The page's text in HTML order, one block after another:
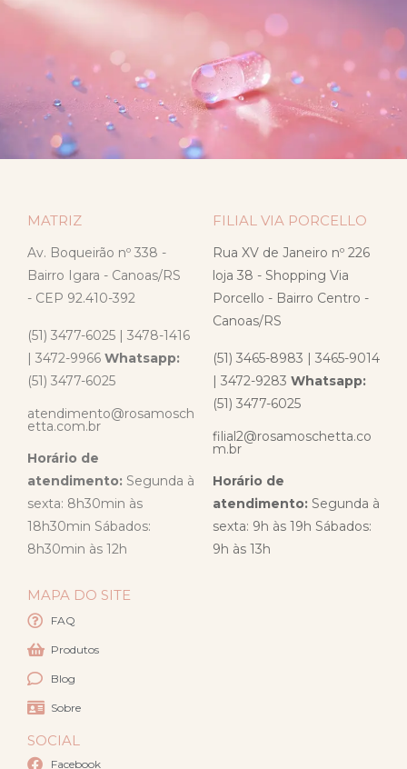
MATRIZ
Av. Boqueirão nº 338 -
Bairro Igara - Canoas/RS
- CEP 92.410-392
(51) 3477-6025 | 3478-1416
| 3472-9966 Whatsapp:
(51) 3477-6025
atendimento@rosamosch
etta.com.br
Horário de
atendimento: Segunda à
sexta: 8h30min às
18h30min Sábados:
8h30min às 12h
FILIAL VIA PORCELLO
Rua XV de Janeiro nº 226
loja 38 - Shopping Via
Porcello - Bairro Centro -
Canoas/RS
(51) 3465-8983 | 3465-9014
| 3472-9283 Whatsapp:
(51) 3477-6025
filial2@rosamoschetta.co
m.br
Horário de
atendimento: Segunda à
sexta: 9h às 19h Sábados:
9h às 13h
MAPA DO SITE
FAQ
Produtos
Blog
Sobre
SOCIAL
Facebook